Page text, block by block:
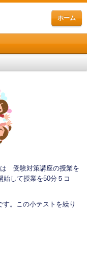
ホーム
受験対策講座の授業を
始して授業を50分５コ
。この小テストを繰り